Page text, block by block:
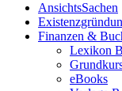
AnsichtsSachen
Finanzen &
Lexikon
eBooks